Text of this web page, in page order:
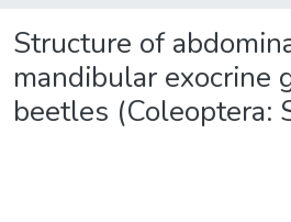
Structure of
mandibular exocrine
beetles (Coleoptera: